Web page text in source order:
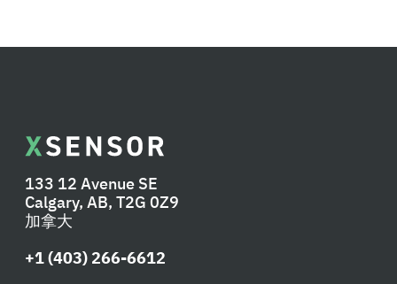
133 12 Avenue SE
Calgary, AB, T2G 0Z9
加拿大
+1 (403) 266-6612